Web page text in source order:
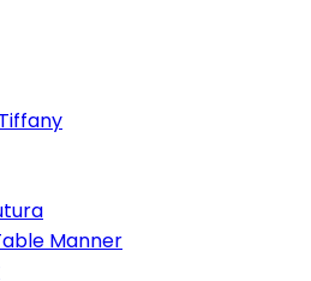
Manner